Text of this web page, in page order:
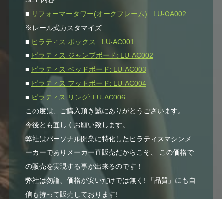
■ リフォーマータワー(オークフレーム) : LU-OA002
※レール式カスタマイズ
■ ピラティス ボックス : LU-AC001
■ ピラティス ジャンプボード: LU-AC002
■ ピラティス ベッドボード: LU-AC003
■ ピラティス フットボード: LU-AC004
■ ピラティス リング: LU-AC006
この度は、ご購入頂き誠にありがとうございます。
今後とも宜しくお願い致します。
弊社はパーソナル開業に特化したピラティスマシンメ
ーカーでありメーカー直販売だからこそ、 この価格で
の販売を実現する事が出来るのです！
弊社は勿論、価格が安いだけでは無く! 「品質」にも自
信も持って販売しております!